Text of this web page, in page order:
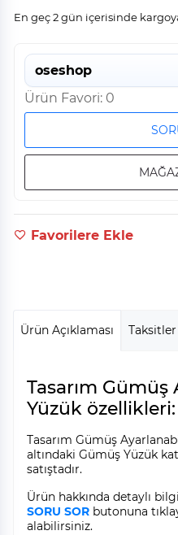
En geç 2 gün içerisinde
oseshop
Ürün Favori: 0
Favorilere Ekle
Ürün Açıklaması Taksitler
Tasarım
Yüzük özellikleri:
Tasarım Gümüş
altındaki Gümüş Yüzük
satıştadır.
Ürün hakkında detaylı
SORU SOR butonuna
alabilirsiniz.